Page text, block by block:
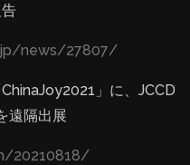
news/27807/
」に、JCCD
遠隔出展
20210818/